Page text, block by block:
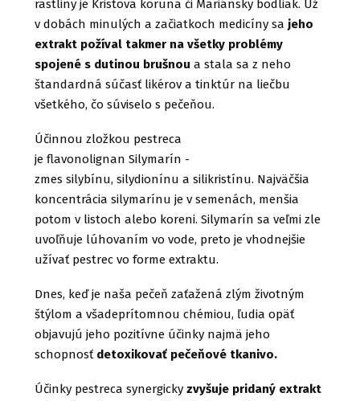
rastliny je Kristova koruna či Mariánsky bodliak. Už
v dobách minulých a začiatkoch medicíny sa jeho
extrakt požíval takmer na všetky problémy
spojené s dutinou brušnou a stala sa z neho
štandardná súčasť likérov a tinktúr na liečbu
všetkého, čo súviselo s pečeňou.
Účinnou zložkou pestreca
je flavonolignan Silymarín -
zmes silybínu, silydionínu a silikristínu. Najväčšia
koncentrácia silymarínu je v semenách, menšia
potom v listoch alebo koreni. Silymarín sa veľmi zle
uvoľňuje lúhovaním vo vode, preto je vhodnejšie
užívať pestrec vo forme extraktu.
Dnes, keď je naša pečeň zaťažená zlým životným
štýlom a všadeprítomnou chémiou, ľudia opäť
objavujú jeho pozitívne účinky najmä jeho
schopnosť detoxikovať pečeňové tkanivo.
Účinky pestreca synergicky zvyšuje pridaný extrakt